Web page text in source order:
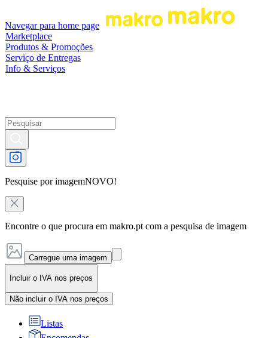
Navegar para home page
Marketplace
Produtos & Promoções
Serviço de Entregas
Info & Serviços
Pesquise por imagemNOVO!
Encontre o que procura em makro.pt com a pesquisa de imagem
Carregue uma imagem
Incluir o IVA nos preços
Não incluir o IVA nos preços
Listas